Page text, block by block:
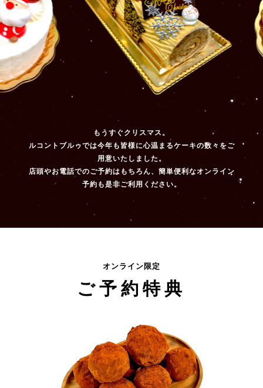
もうすぐクリスマス。
ルコントブルゥでは今年も皆様に心温まるケーキの数々をご
用意いたしました。
店頭やお電話でのご予約はもちろん、簡単便利なオンライン
予約も是非ご利用ください。
オンライン限定
ご予約特典